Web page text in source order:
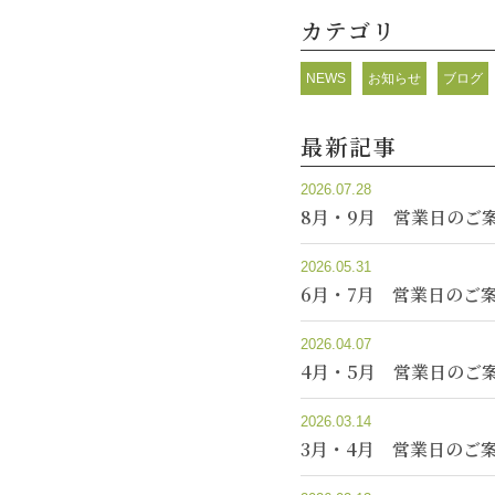
カテゴリ
NEWS お知らせ ブログ
最新記事
2026.07.28
8月・9月 営業日のご
2026.05.31
6月・7月 営業日のご
2026.04.07
4月・5月 営業日のご
2026.03.14
3月・4月 営業日のご